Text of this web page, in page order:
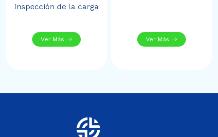
inspección de la carga
Ver Más Ver Más